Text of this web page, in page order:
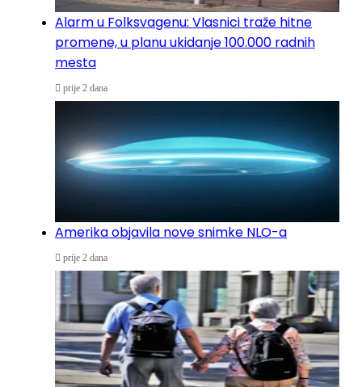
Alarm u Folksvagenu: Vlasnici traže hitne
promene, u planu ukidanje 100.000 radnih
mesta
prije 2 dana
Amerika objavila nove snimke NLO-a
prije 2 dana